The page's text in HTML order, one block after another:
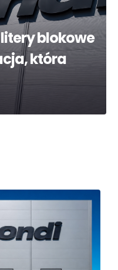
blokowe
która